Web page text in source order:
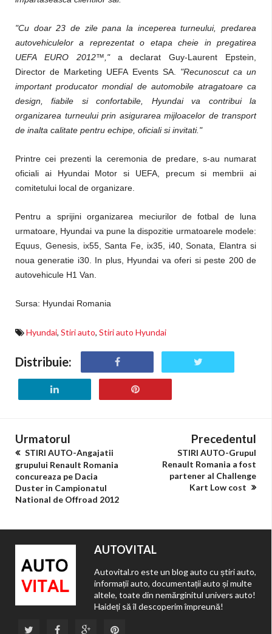
"Cu doar 23 de zile pana la inceperea turneului, predarea
autovehiculelor a reprezentat o etapa cheie in pregatirea
UEFA EURO 2012™,"a declarat Guy-Laurent Epstein,
Director de Marketing UEFA Events SA. "Recunoscut ca un
important producator mondial de automobile atragatoare ca
design, fiabile si confortabile, Hyundai va contribui la
organizarea turneului prin asigurarea mijloacelor de transport
de inalta calitate pentru echipe, oficiali si invitati."
Printre cei prezenti la ceremonia de predare, s-au numarat
oficiali ai Hyundai Motor si UEFA, precum si membrii ai
comitetului local de organizare.
Pentru a sprijini organizarea meciurilor de fotbal de luna
urmatoare, Hyundai va pune la dispozitie urmatoarele modele:
Equus, Genesis, ix55, Santa Fe, ix35, i40, Sonata, Elantra si
noua generatie i30. In plus, Hyundai va oferi si peste 200 de
autovehicule H1 Van.
Sursa: Hyundai Romania
Hyundai, Stiri auto, Stiri auto Hyundai
Distribuie:
Urmatorul
STIRI AUTO-Angajatii
grupului Renault Romania
concureaza pe Dacia
Duster in Campionatul
National de Offroad 2012
Precedentul
STIRI AUTO-Grupul
Renault Romania a fost
partener al Challenge
Kart Low cost
AUTOVITAL
Autovital.ro este un blog auto cu știri auto,
informații auto, documentații auto și multe
altele, toate din nemărginitul univers auto!
Haideți să îl descoperim împreună!